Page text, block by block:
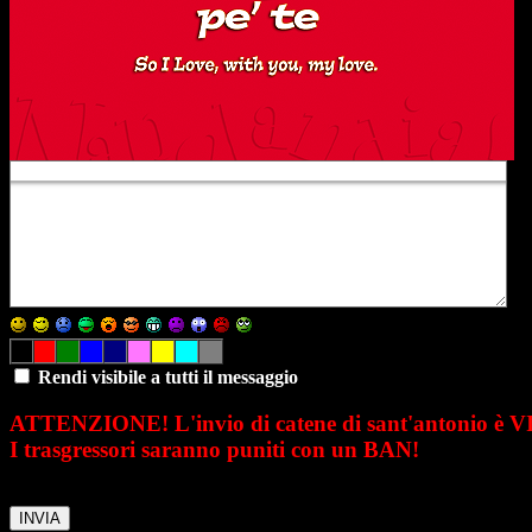
Rendi visibile a tutti il messaggio
ATTENZIONE! L'invio di catene di sant'antonio è
I trasgressori saranno puniti con un BAN!